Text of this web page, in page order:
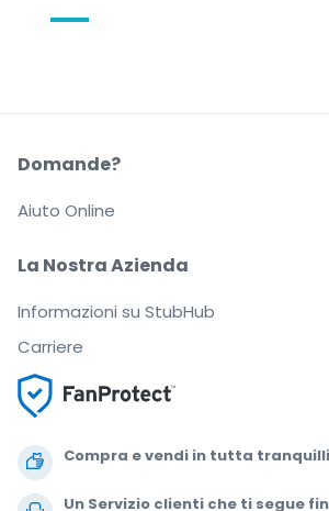
Compra e vendi in tutta
Un Servizio clienti che ti segue
La Nostra Azienda
Informazioni su StubHub
Carriere
Domande?
Aiuto Online